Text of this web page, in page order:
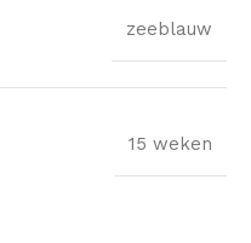
zeeblauw
15 weken